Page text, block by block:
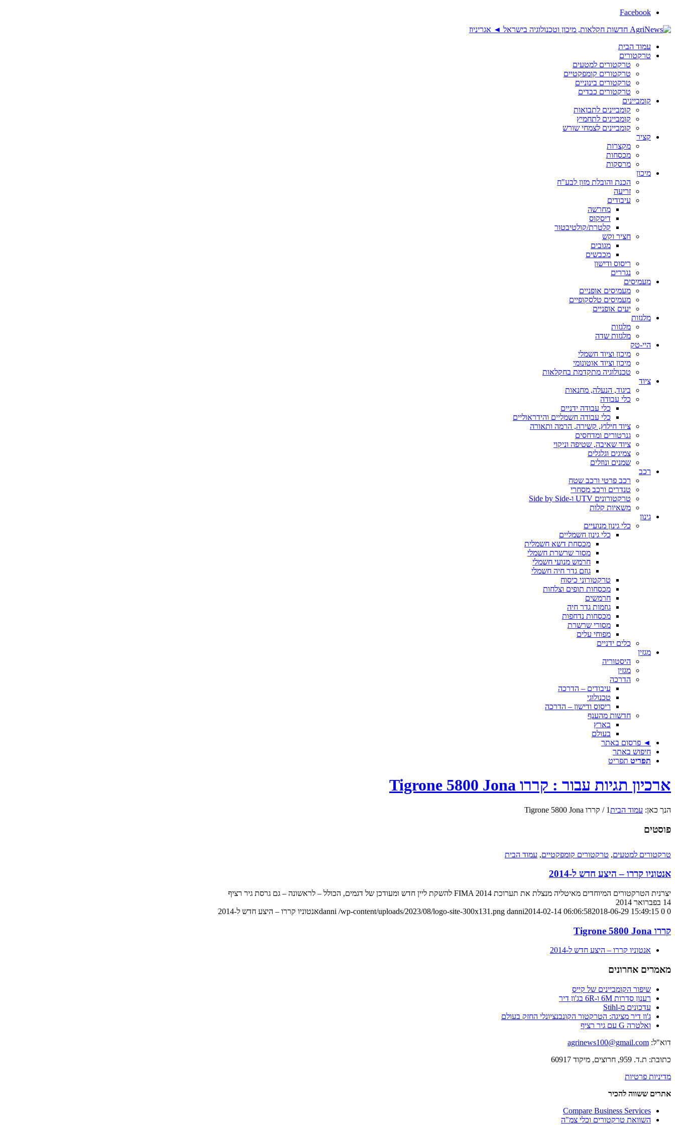
Facebook
עמוד הבית
טרקטורים
טרקטורים למטעים
טרקטורים קומפקטיים
טרקטורים בינוניים
טרקטורים כבדים
קומביינים
קומביינים לתבואות
קומביינים לתחמיץ
קומביינים לצמחי שורש
קציר
מקצרות
מכסחות
מרסקות
מיכון
הכנת והובלת מזון לבע"ח
זריעה
עיבודים
מחרשה
דיסקוס
קלטרת/קולטיבטור
חציר וקש
מגובים
מכבשים
ריסוס ודישון
נגררים
מעמיסים
מעמיסים אופניים
מעמיסים טלסקופיים
יעים אופניים
מלגזות
מלגזות
מלגזות שדה
היי-טק
מיכון וציוד חשמלי
מיכון וציוד אוטונומי
טכנולוגיה מתקדמת בחקלאות
ציוד
ביגוד, הנעלה, מחנאות
כלי עבודה
כלי עבודה ידניים
כלי עבודה חשמליים והידראוליים
ציוד חילוץ, קשירה, הרמה ותאורה
גנרטורים ומדחסים
ציוד שאיבה, שטיפה וניקוי
צמיגים וגלגלים
שמנים ונוזלים
רכב
רכב פרטי ורכב שטח
טנדרים ורכב מסחרי
טרקטורונים UTV ו-Side by Side
משאיות קלות
גינון
כלי גינון מנועיים
כלי גינון חשמליים
מכסחת דשא חשמלית
מסור שרשרת חשמלי
חרמש מנועי חשמלי
גוזם גדר חיה חשמלי
טרקטורוני כיסוח
מכסחות תופים וצלחות
חרמשים
גוזמות גדר חיה
מכסחות נדחפות
מסורי שרשרת
מפוחי עלים
כלים ידניים
מגזין
היסטוריה
מגזין
הדרכה
עיבודים – הדרכה
טכנולוגי
ריסוס ודישון – הדרכה
חדשות מהענף
בארץ
בעולם
◄ פרסום באתר
חיפוש באתר
תפריט תפריט
ארכיון תגיות עבור : קררו Tigrone 5800 Jona
הנך כאן: עמוד הבית1
/ קררו Tigrone 5800 Jona
פוסטים
טרקטורים למטעים, טרקטורים קומפקטיים, עמוד הבית
אנטוניו קררו – היצע חדש ל-2014
יצרנית הטרקטורים המיוחדים מאיטליה מנצלת את תערוכת FIMA 2014 להשקת ליין חדש ומעודכן של דגמים, הכולל – לראשונה – גם גרסת גיר רציף
14 בפברואר 2014
0
0
danni /wp-content/uploads/2023/08/logo-site-300x131.png danni2014-02-14 06:06:582018-06-29 15:49:15 אנטוניו קררו – היצע חדש ל-2014
קררו Tigrone 5800 Jona
אנטוניו קררו – היצע חדש ל-2014
מאמרים אחרונים
שיפור הקומביינים של קייס
רענון סדרות 6M ו-6R בג'ון דיר
עדכונים מ-Stihl
ג'ון דיר מציגה: הטרקטור הקונבנציונלי החזק בעולם
ואלטרה G עם גיר רציף
דוא"ל: agrinews100@gmail.com
כתובת: ת.ד. 959, חרוצים, מיקוד 60917
מדיניות פרטיות
אתרים ששווה להכיר
Compare Business Services
השוואת טרקטורים וכלי צמ"ה